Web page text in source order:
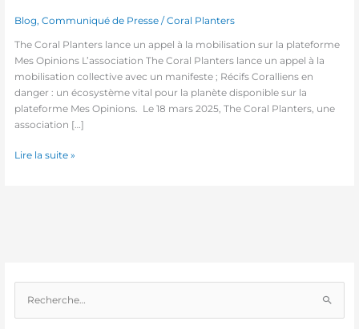
Blog,Communiqué de Presse /Coral Planters
The Coral Planters lance un appel à la mobilisation sur la plateforme
Mes Opinions L’association The Coral Planters lance un appel à la
mobilisation collective avec un manifeste ; Récifs Coralliens en
danger : un écosystème vital pour la planète disponible sur la
plateforme Mes Opinions. Le 18 mars 2025, The Coral Planters, une
association […]
Lire la suite »
e